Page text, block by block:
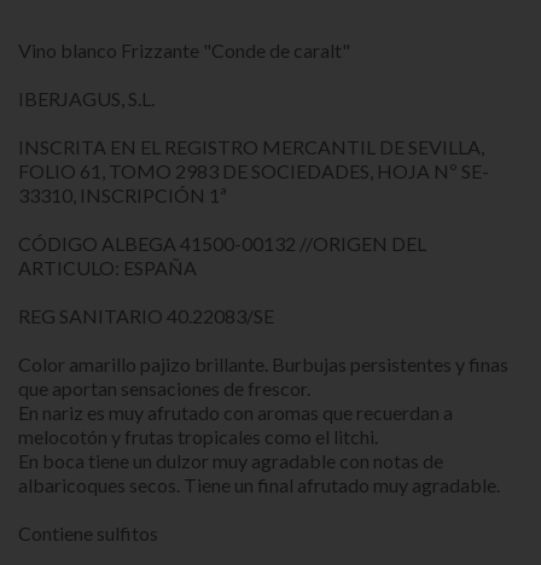
Vino blanco Frizzante "Conde de caralt"
IBERJAGUS, S.L.
INSCRITA EN EL REGISTRO MERCANTIL DE SEVILLA,
FOLIO 61, TOMO 2983 DE SOCIEDADES, HOJA Nº SE-
33310, INSCRIPCIÓN 1ª
CÓDIGO ALBEGA 41500-00132 //ORIGEN DEL
ARTICULO: ESPAÑA
REG SANITARIO 40.22083/SE
Color amarillo pajizo brillante. Burbujas persistentes y finas
que aportan sensaciones de frescor.
En nariz es muy afrutado con aromas que recuerdan a
melocotón y frutas tropicales como el litchi.
En boca tiene un dulzor muy agradable con notas de
albaricoques secos. Tiene un final afrutado muy agradable.
Contiene sulfitos